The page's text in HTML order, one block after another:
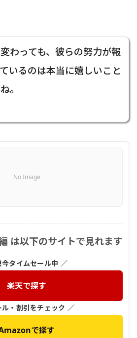
わっても、彼らの努力が報
いるのは本当に嬉しいこと
。
No Image
は以下のサイトで見れます
今タイムセール中 ／
楽天で探す
・割引をチェック ／
で探す